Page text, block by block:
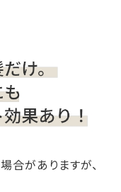
合がありますが、